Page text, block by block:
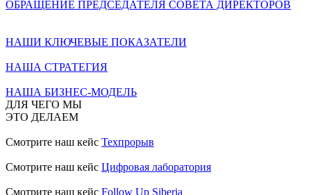
ОБРАЩЕНИЕ ПРЕДСЕДАТЕЛЯ СОВЕТА ДИРЕКТОРОВ
НАШИ КЛЮЧЕВЫЕ ПОКАЗАТЕЛИ
НАША СТРАТЕГИЯ
НАША БИЗНЕС-МОДЕЛЬ
ДЛЯ ЧЕГО МЫ
ЭТО ДЕЛАЕМ
Смотрите наш кейс Техпрорыв
Смотрите наш кейс Цифровая лаборатория
Смотрите наш кейс Follow Up Siberia